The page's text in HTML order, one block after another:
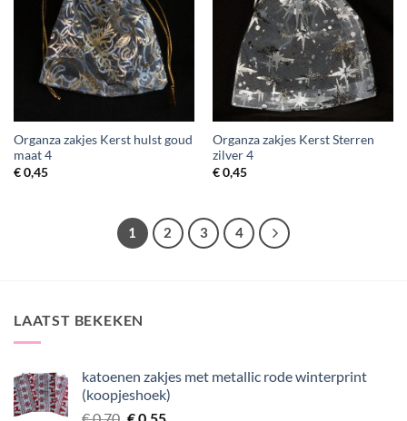
Organza zakjes Kerst hulst goud
maat 4
€0,45
Organza zakjes Kerst Sterren
zilver 4
€0,45
1 2 3 4
LAATST BEKEKEN
katoenen zakjes met metallic rode winterprint
(koopjeshoek)
€0,70 Oorspronkelijke
€0,55Huidige